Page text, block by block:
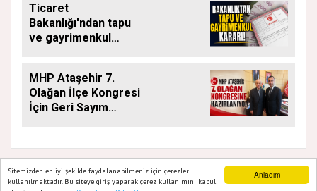
Anladım
Sitemizden en iyi şekilde faydalanabilmeniz için çerezler
kullanılmaktadır. Bu siteye giriş yaparak çerez kullanımını kabul
SÜRÜYOR
Ticaret
Bakanlığı'ndan tapu
ve gayrimenkul
yapamayacak
MHP Ataşehir 7.
Olağan İlçe Kongresi
İçin Geri Sayım